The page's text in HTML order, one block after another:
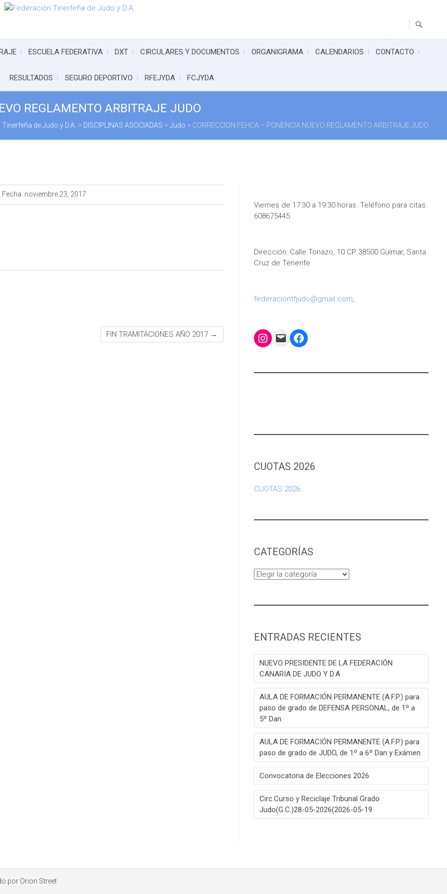
ESCUELA FEDERATIVA DXT CIRCULARES Y DOCUMENTOS ORGANIGRAMA CALENDARIOS CONTACTO
RESULTADOS SEGURO DEPORTIVO RFEJYDA FCJYDA
REGLAMENTO ARBITRAJE JUDO
de Judo y D.A. > DISCIPLINAS ASOCIADAS > Judo > CORRECCION FEHCA – PONENCIA NUEVO REGLAMENTO ARBITRAJE JUDO
Fecha: noviembre 23, 2017
FIN TRAMITACIONES AÑO 2017 →
Viernes de 17:30 a 19:30 horas. Teléfono para citas:
608675445
Dirección: Calle Tonazo, 10 CP 38500 Güímar, Santa
Cruz de Tenerife
federaciontfjudo@gmail.com
Instagram
MailFacebook
CUOTAS 2026
CUOTAS 2026
CATEGORÍAS
Categorías
ENTRADAS RECIENTES
NUEVO PRESIDENTE DE LA FEDERACIÓN
CANARIA DE JUDO Y D.A
AULA DE FORMACIÓN PERMANENTE (A.F.P.) para
paso de grado de DEFENSA PERSONAL, de 1º a
5º Dan.
AULA DE FORMACIÓN PERMANENTE (A.F.P.) para
paso de grado de JUDO, de 1º a 6º Dan y Exámen
Convocatoria de Elecciones 2026
Circ.Curso y Reciclaje Tribunal Grado
Judo(G.C.)28-05-2026(2026-05-19
por Orion Street